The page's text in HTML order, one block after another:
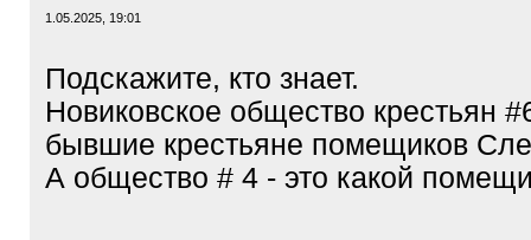
1.05.2025, 19:01
Подскажите, кто знает.
Новиковское общество крестьян
бывшие крестьяне помещиков
А общество # 4 - это какой